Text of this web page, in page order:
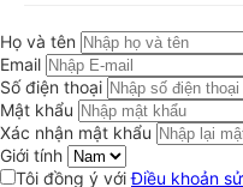
Họ và tên
Email
Số điện thoại
Mật khẩu
Xác nhận mật khẩu
Giới tính
Tôi đồng ý vớiĐiều khoản